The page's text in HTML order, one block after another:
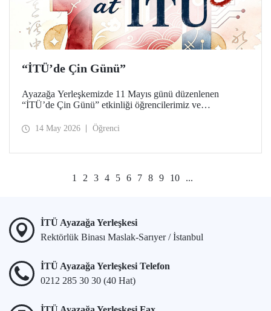
“İTÜ’de Çin Günü”
Ayazağa Yerleşkemizde 11 Mayıs günü düzenlenen
“İTÜ’de Çin Günü” etkinliği öğrencilerimiz ve
14 May 2026 Öğrenci
1 2 3 4 5 6 7 8 9 10 ...
İTÜ Ayazağa Yerleşkesi
Rektörlük Binası Maslak-Sarıyer / İstanbul
İTÜ Ayazağa Yerleşkesi Telefon
0212 285 30 30 (40 Hat)